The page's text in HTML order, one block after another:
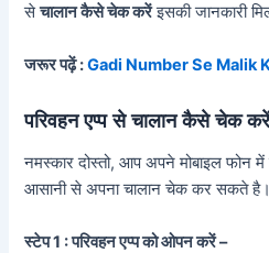
सेचालान कैसे चेक करेंइसकी जानकारी
जरूर पढ़ें :Gadi Number Se Malik
परिवहन एप्प से चालान कैसे चेक
नमस्कार दोस्तो, आप अपने मोबाइल फोन
आसानी से अपना चालान चेक कर सकते है।
स्टेप 1 : परिवहन एप्प को ओपन करें –